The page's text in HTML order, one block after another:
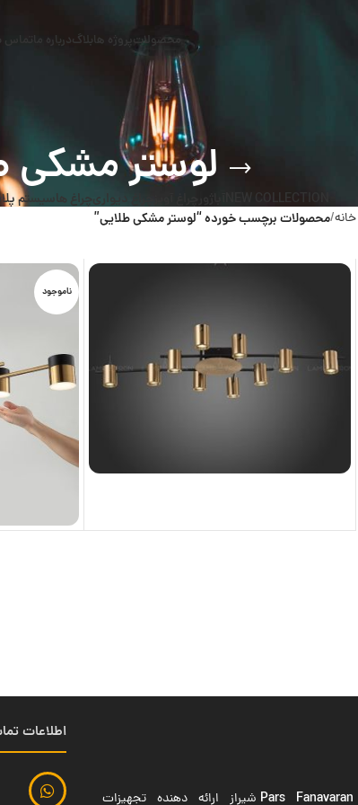
محصولات پروژه هابلاگدرباره ما تماس
لوستر مشکی NEW COLLECTION سیستم
خانه محصولات برچسب خورده “لوستر مشکی طلایی”
ناموجود
Pars شیراز ارائه دهنده تجهیزات
اطلاعات